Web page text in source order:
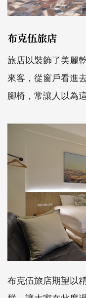
布克伍旅店
旅店以裝飾了美麗
來客，從窗戶看進
腳椅，常讓人以為
布克伍旅店期望以